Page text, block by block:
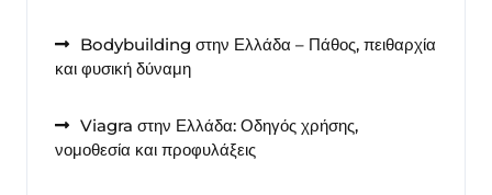
Bodybuilding στην Ελλάδα – Πάθος, πειθαρχία
και φυσική δύναμη
Viagra στην Ελλάδα: Οδηγός χρήσης,
νομοθεσία και προφυλάξεις